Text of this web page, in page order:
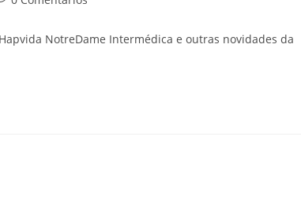
NotreDame Intermédica e outras novidades da